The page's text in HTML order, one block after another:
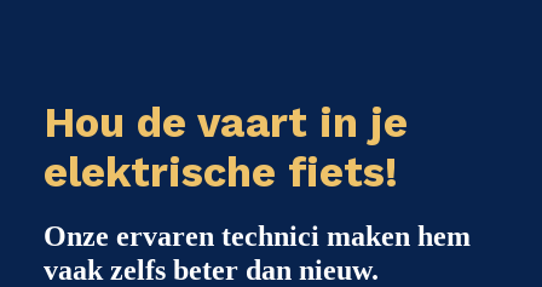
Hou de vaart in je
elektrische fiets!
Onze ervaren technici maken hem
vaak zelfs beter dan nieuw.